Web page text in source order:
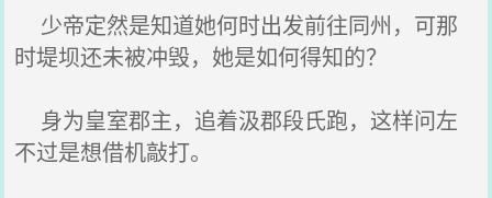
少帝定然是知道她何时出发前往同州，可那
时堤坝还未被冲毁，她是如何得知的？
身为皇室郡主，追着汲郡段氏跑，这样问左
不过是想借机敲打。